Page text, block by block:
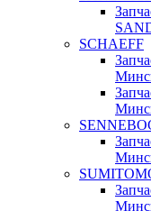
SCHAEFF